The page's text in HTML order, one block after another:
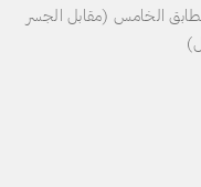
الخامس (مقابل الجسر